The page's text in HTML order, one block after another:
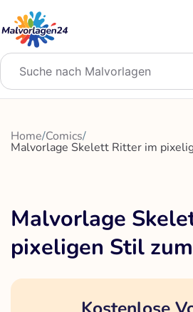
Inhalt
springen
Home/Comics/
Malvorlage Skelett Ritter im
Malvorlage
pixeligen Stil